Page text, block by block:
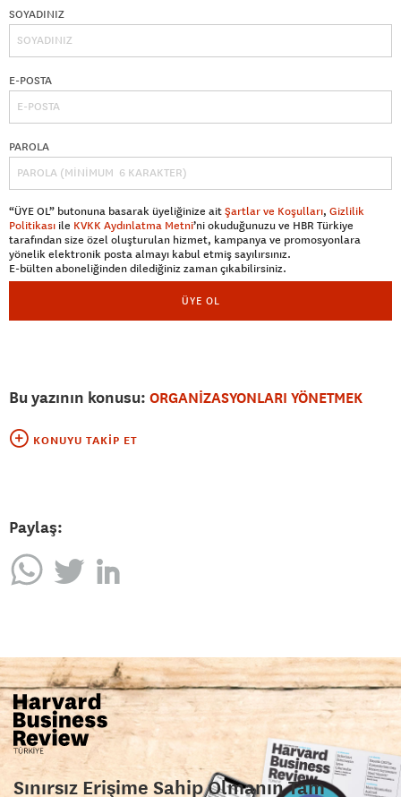
SOYADINIZ
E-POSTA
PAROLA
“ÜYE OL” butonuna basarak üyeliğinize aitŞartlar ve Koşulları, Gizlilik
Politikası ile KVKK Aydınlatma Metni’ni okuduğunuzu ve HBR Türkiye
tarafından size özel oluşturulan hizmet, kampanya ve promosyonlara
yönelik elektronik posta almayı kabul etmiş sayılırsınız.
E-bülten aboneliğinden dilediğiniz zaman çıkabilirsiniz.
ÜYE OL
Bu yazının konusu: ORGANİZASYONLARI YÖNETMEK
KONUYU TAKIP ET
Paylaş:
Sınırsız Erişime Sahip Olmanın Tam